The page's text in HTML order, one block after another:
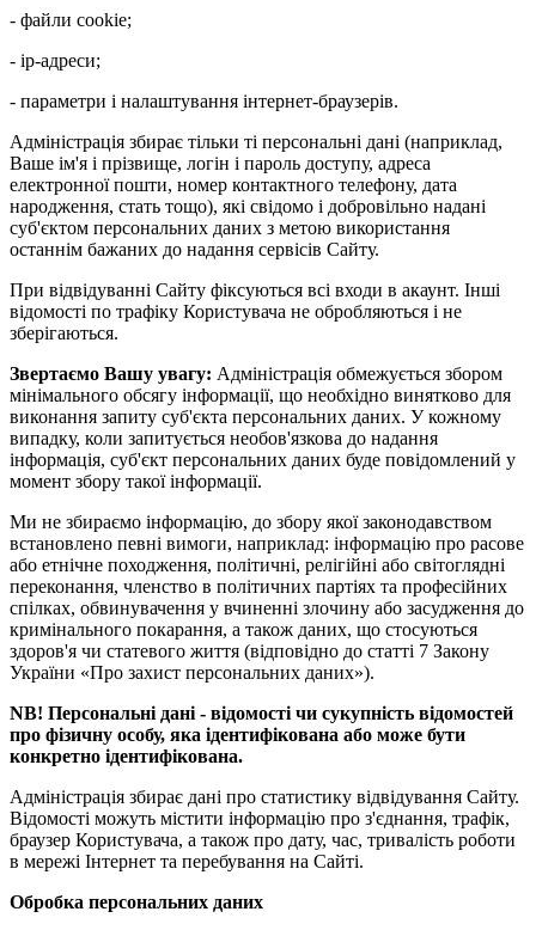
- файли cookie;
- ір-адреси;
- параметри і налаштування інтернет-браузерів.
Адміністрація збирає тільки ті персональні дані (наприклад,
Ваше ім'я і прізвище, логін і пароль доступу, адреса
електронної пошти, номер контактного телефону, дата
народження, стать тощо), які свідомо і добровільно надані
суб'єктом персональних даних з метою використання
останнім бажаних до надання сервісів Сайту.
При відвідуванні Сайту фіксуються всі входи в акаунт. Інші
відомості по трафіку Користувача не обробляються і не
зберігаються.
Звертаємо Вашу увагу: Адміністрація обмежується збором
мінімального обсягу інформації, що необхідно винятково для
виконання запиту суб'єкта персональних даних. У кожному
випадку, коли запитується необов'язкова до надання
інформація, суб'єкт персональних даних буде повідомлений у
момент збору такої інформації.
Ми не збираємо інформацію, до збору якої законодавством
встановлено певні вимоги, наприклад: інформацію про расове
або етнічне походження, політичні, релігійні або світоглядні
переконання, членство в політичних партіях та професійних
спілках, обвинувачення у вчиненні злочину або засудження до
кримінального покарання, а також даних, що стосуються
здоров'я чи статевого життя (відповідно до статті 7 Закону
України «Про захист персональних даних»).
NB! Персональні дані - відомості чи сукупність відомостей
про фізичну особу, яка ідентифікована або може бути
конкретно ідентифікована.
Адміністрація збирає дані про статистику відвідування Сайту.
Відомості можуть містити інформацію про з'єднання, трафік,
браузер Користувача, а також про дату, час, тривалість роботи
в мережі Інтернет та перебування на Сайті.
Обробка персональних даних